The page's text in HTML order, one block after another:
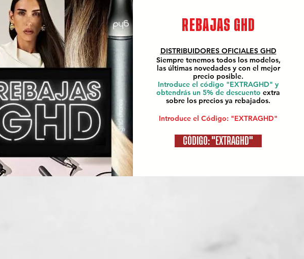
REBAJAS GHD
DISTRIBUIDORES OFICIALES GHD
Siempre tenemos todos los modelos,
las últimas novedades y con el mejor
precio posible.
Introduce el código "EXTRAGHD" y
obtendrás un 5% de descuento extra
sobre los precios ya rebajados.
Introduce el Código: "EXTRAGHD"
CÓDIGO: "EXTRAGHD"